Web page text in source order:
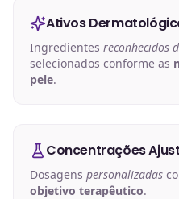
Ativos
Ingredientes reconhecidos
selecionados conforme as
pele.
Concentrações
Dosagens personalizadas
objetivo terapêutico.